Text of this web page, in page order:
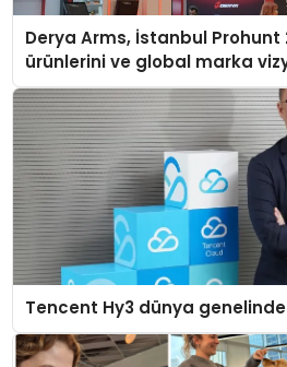
Derya Arms, İstanbul Prohunt
ürünlerini ve global marka
Tencent Hy3 dünya